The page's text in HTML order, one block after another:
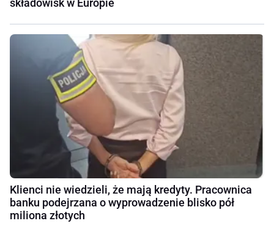
składowisk w Europie
Klienci nie wiedzieli, że mają kredyty. Pracownica
banku podejrzana o wyprowadzenie blisko pół
miliona złotych